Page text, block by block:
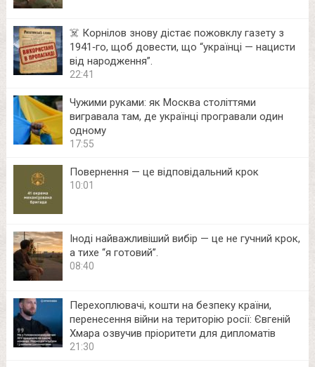
☠️ Корнілов знову дістає пожовклу газету з
1941‑го, щоб довести, що “українці — нацисти
від народження”.
22:41
Чужими руками: як Москва століттями
вигравала там, де українці програвали один
одному
17:55
Повернення — це відповідальний крок
10:01
Іноді найважливіший вибір — це не гучний крок,
а тихе “я готовий”.
08:40
Перехоплювачі, кошти на безпеку країни,
перенесення війни на територію росії: Євгеній
Хмара озвучив пріоритети для дипломатів
21:30